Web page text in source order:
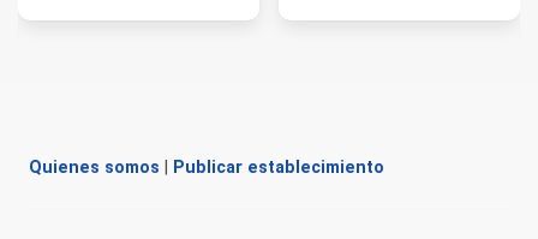
Quienes somos Publicar establecimiento